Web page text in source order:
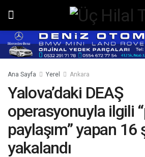
Ana Sayfa Yerel Ankara
Yalova’daki DEAŞ
operasyonuyla ilgili
paylaşım” yapan 16
yakalandı